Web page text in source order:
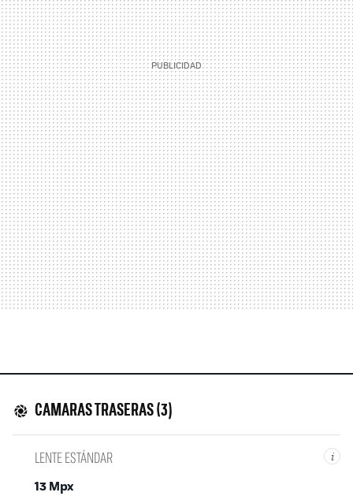
CAMARAS TRASERAS (3)
i
LENTE ESTÁNDAR
13 Mpx